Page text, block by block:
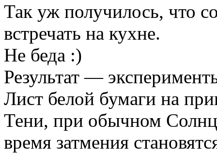
Так уж получилось, что
встречать на кухне.
Не беда :)
Результат —
Лист белой бумаги на
Тени, при обычном
время затмения